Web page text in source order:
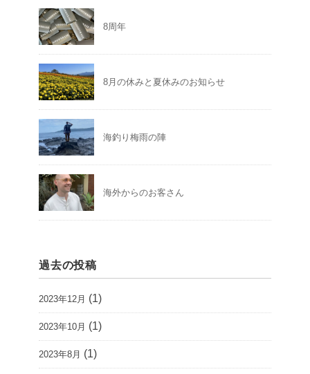
8周年
8月の休みと夏休みのお知らせ
海釣り梅雨の陣
海外からのお客さん
過去の投稿
2023年12月 (1)
2023年10月 (1)
2023年8月 (1)